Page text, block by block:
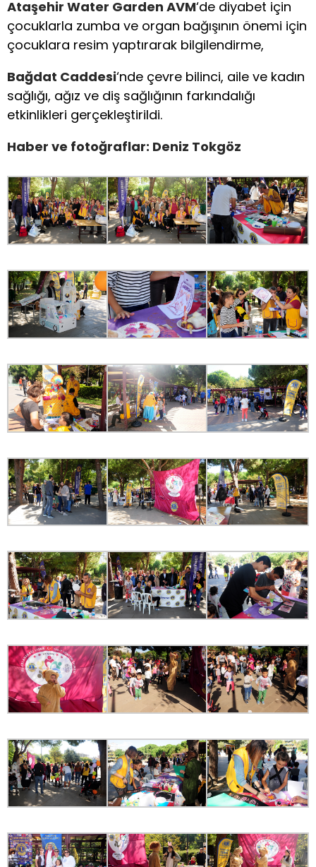
Ataşehir Water Garden AVM‘de diyabet için
çocuklarla zumba ve organ bağışının önemi için
çocuklara resim yaptırarak bilgilendirme,
Bağdat Caddesi‘nde çevre bilinci, aile ve kadın
sağlığı, ağız ve diş sağlığının farkındalığı
etkinlikleri gerçekleştirildi.
Haber ve fotoğraflar: Deniz Tokgöz